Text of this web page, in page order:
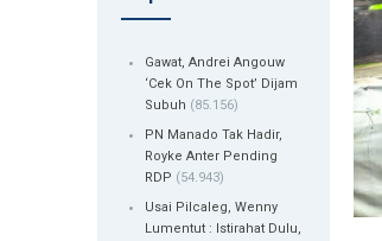
Gawat, Andrei Angouw
‘Cek On The Spot’ Dijam
Subuh (85.156)
PN Manado Tak Hadir,
Royke Anter Pending
RDP (54.943)
Usai Pilcaleg, Wenny
Lumentut : Istirahat Dulu,